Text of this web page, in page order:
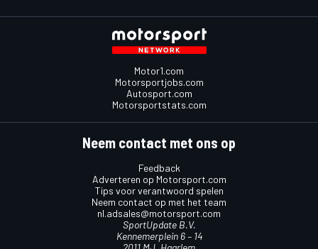
Motor1.com
Motorsportjobs.com
Autosport.com
Motorsportstats.com
Neem contact met ons op
Feedback
Adverteren op Motorsport.com
Tips voor verantwoord spelen
Neem contact op met het team
nl.adsales@motorsport.com
SportUpdate B.V.
Kennemerplein 6 – 14